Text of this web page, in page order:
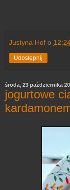
Justyna Hof o
Udostępnij
środa, 23 października
jogurtowe